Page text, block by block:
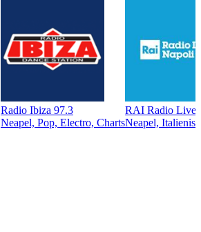
Radio Ibiza 97.3
Neapel, Pop, Electro, Charts
RAI Radio Live
Neapel,